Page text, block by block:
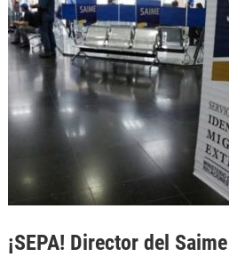
¡SEPA! Director del